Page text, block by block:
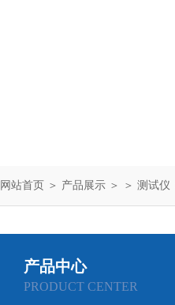
网站首页 ＞ 产品展示 ＞ ＞ 测试仪
产品中心
PRODUCT CENTER